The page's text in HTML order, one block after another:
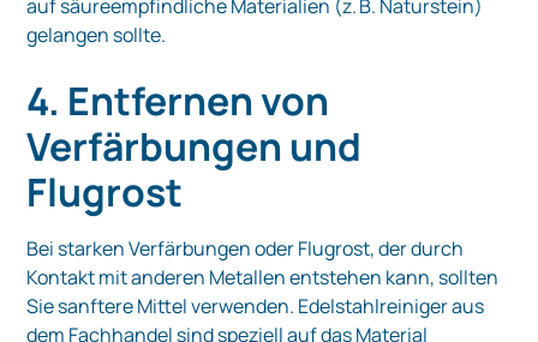
auf säureempfindliche Materialien (z. B. Naturstein)
gelangen sollte.
4. Entfernen von
Verfärbungen und
Flugrost
Bei starken Verfärbungen oder Flugrost, der durch
Kontakt mit anderen Metallen entstehen kann, sollten
Sie sanftere Mittel verwenden. Edelstahlreiniger aus
dem Fachhandel sind speziell auf das Material